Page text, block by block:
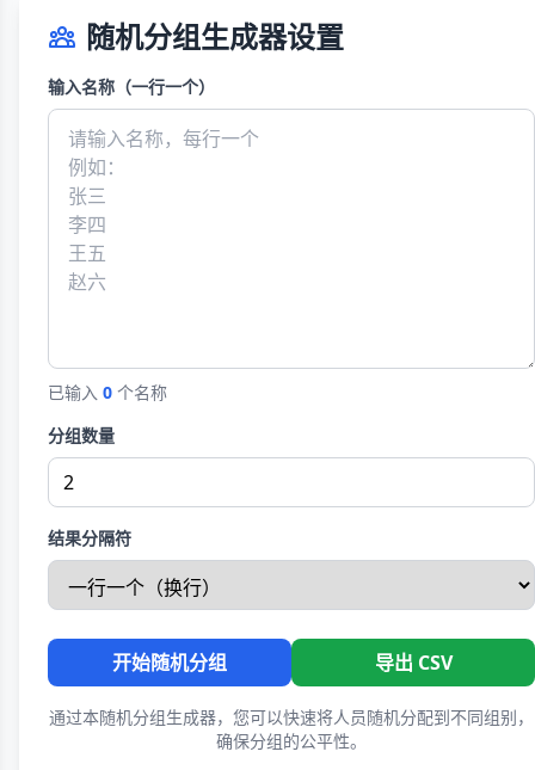
随机分组生成器设置
输入名称（一行一个）
已输入 0 个名称
分组数量
结果分隔符
开始随机分组 导出 CSV
通过本随机分组生成器，您可以快速将人员随机分配到不同组别，
确保分组的公平性。